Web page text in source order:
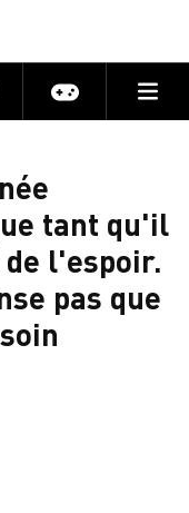
Actu jeux
tant qu'il
l'espoir.
pas que